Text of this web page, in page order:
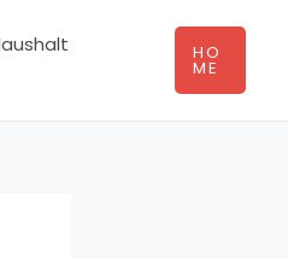
HO
ME